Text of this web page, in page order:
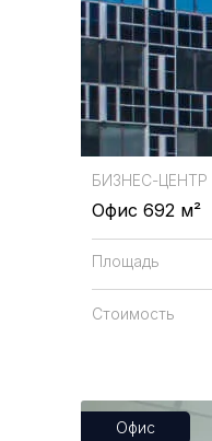
БИЗНЕС-ЦЕНТР
Офис 692 м²
Площадь
Стоимость
Офис